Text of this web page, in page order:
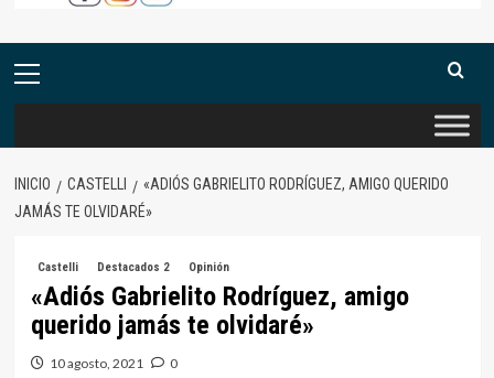
Menú
INICIO CASTELLI
«ADIÓS GABRIELITO RODRÍGUEZ, AMIGO QUERIDO
JAMÁS TE OLVIDARÉ»
Castelli Destacados 2 Opinión
«Adiós Gabrielito Rodríguez, amigo
querido jamás te olvidaré»
10 agosto, 2021 0